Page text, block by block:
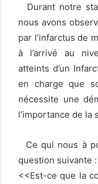
Durant notre
nous avons
par l’infarctus de
à l’arrivé au
atteints d’un
en charge que
nécessite une
l’importance de la
Ce qui nous à
question suivante :
<<Est-ce que la